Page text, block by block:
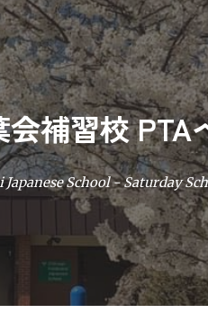
Skip to navigation
補習校 PTA
School - Saturday